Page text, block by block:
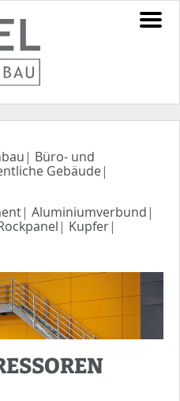
| Büro- und
Gebäude|
| Aluminiumverbund |
| Kupfer|